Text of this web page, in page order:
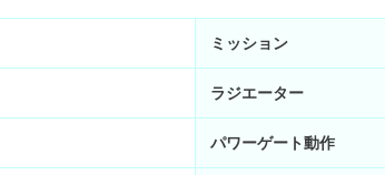
ミッション
ラジエーター
パワーゲート動作